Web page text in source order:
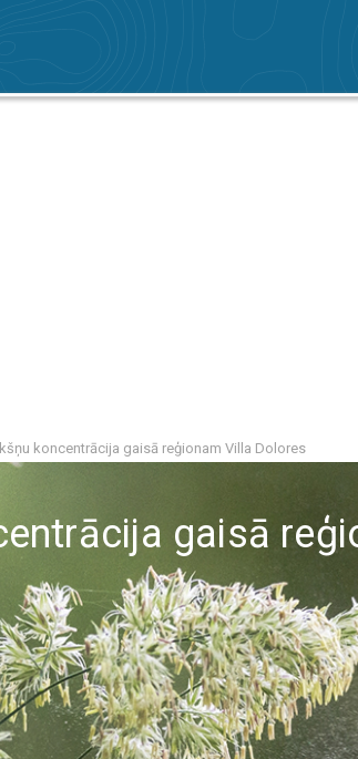
koncentrācija gaisā reģionam Villa Dolores
gaisā